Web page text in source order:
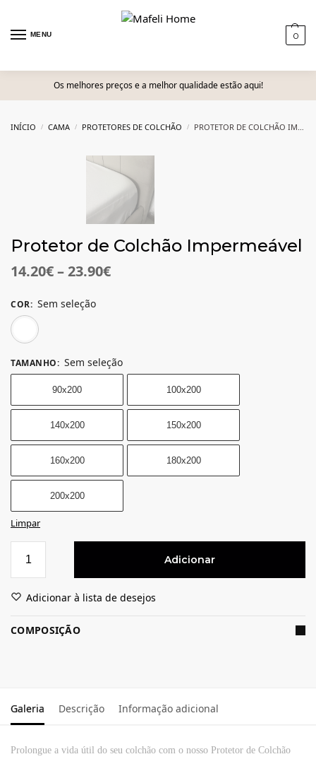
MENU 0
Os melhores preços e a melhor qualidade estão aqui!
INÍCIO / CAMA / PROTETORES DE COLCHÃO / PROTETOR DE COLCHÃO IMPERMEÁVEL
Protetor de Colchão Impermeável
14.20€–23.90€
COR: Sem seleção
TAMANHO: Sem seleção
90x200 100x200
140x200 150x200
160x200 180x200
200x200
Limpar
Adicionar
Adicionar à lista de desejos
COMPOSIÇÃO
Galeria Descrição Informação adicional
Prolongue a vida útil do seu colchão com o nosso Protetor de Colchão